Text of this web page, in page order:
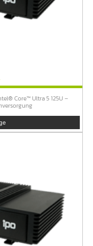
Core™ Ultra 5 125U –